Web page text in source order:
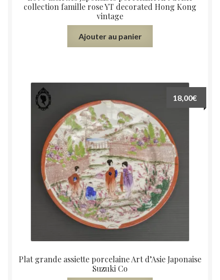
collection famille rose YT decorated Hong Kong
vintage
Ajouter au panier
Plat grande assiette porcelaine Art d’Asie Japonaise
Suzuki Co
18,00€